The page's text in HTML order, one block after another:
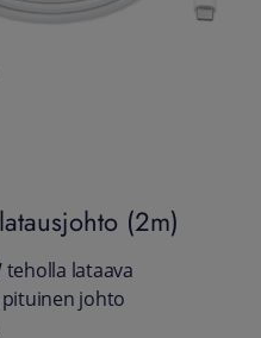
(2m)
teholla lataava
johto